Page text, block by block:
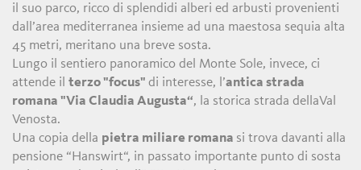
il suo parco, ricco di splendidi alberi ed arbusti provenienti
dall’area mediterranea insieme ad una maestosa sequia alta
45 metri, meritano una breve sosta.
Lungo il sentiero panoramico del Monte Sole, invece, ci
attende ilterzo "focus"di interesse, l’antica strada
romana "Via Claudia Augusta“, la storica strada dellaVal
Venosta.
Una copia della pietra miliare romana si trova davanti alla
pensione “Hanswirt“, in passato importante punto di sosta